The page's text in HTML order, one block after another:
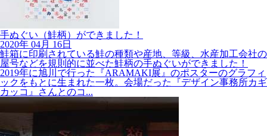
2020年 04月 16日
鮭箱に印刷されている鮭の種類や産地、等級、水産加工会社の
屋号などを規則的に並べた鮭柄の手ぬぐいができました！
2019年に旭川で行った『ARAMAKI展』のポスターのグラフィ
ックをもとに生まれた一枚。会場だった『デザイン事務所カギ
カッコ』さんとのコ...